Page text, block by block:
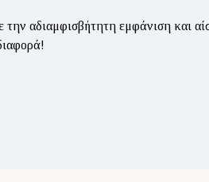
αδιαμφισβήτητη εμφάνιση και